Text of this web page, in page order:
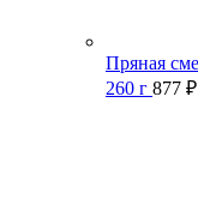
Пряная
260 г 877 ₽